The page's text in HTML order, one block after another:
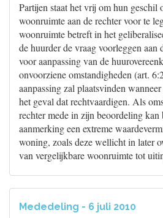
Partijen staat het vrij om hun geschil
woonruimte aan de rechter voor te
woonruimte betreft in het
de huurder de vraag voorleggen aan
voor aanpassing van de
onvoorziene omstandigheden (art.
aanpassing zal plaatsvinden
het geval dat rechtvaardigen. Als
rechter mede in zijn beoordeling
aanmerking een extreme
woning, zoals deze wellicht in later
van vergelijkbare woonruimte tot
Mededeling - 6 juli 2010